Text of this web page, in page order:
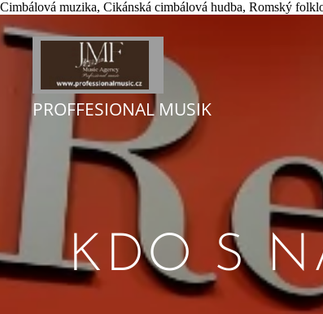
Cimbálová muzika, Cikánská cimbálová hudba, Romský
PROFFESIONAL MUSIK
KDO S